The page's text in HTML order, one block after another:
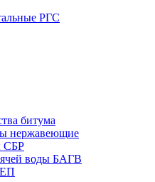
РГС
битума
нержавеющие
СБР
воды БАГВ
ЕП